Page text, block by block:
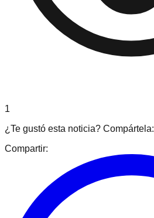
1
¿Te gustó esta noticia? Compártela:
Compartir: